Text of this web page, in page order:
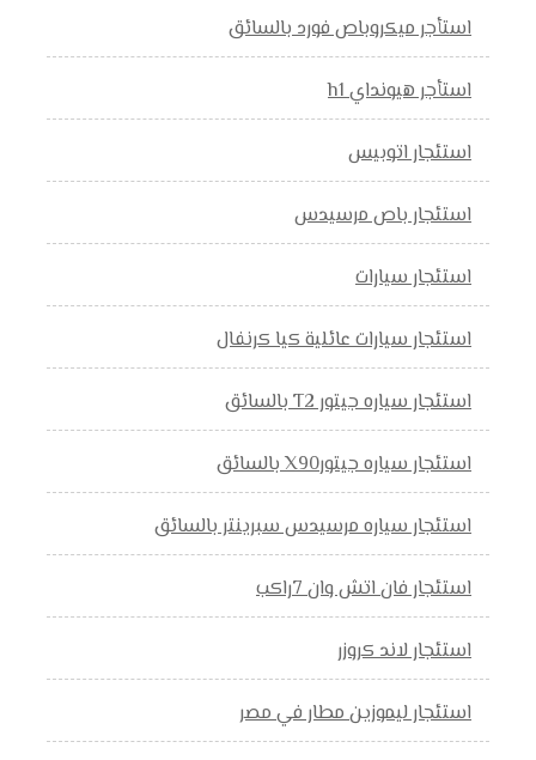
استأجر ميكروباص فورد بالسائق
استأجر هيونداي h1
استئجار اتوبيس
استئجار باص مرسيدس
استئجار سيارات
استئجار سيارات عائلية كيا كرنفال
استئجار سياره جيتور T2 بالسائق
استئجار سياره جيتورX90 بالسائق
استئجار سياره مرسيدس سبرينتر بالسائق
استئجار فان اتش وان 7راكب
استئجار لاند كروزر
استئجار ليموزين مطار في مصر